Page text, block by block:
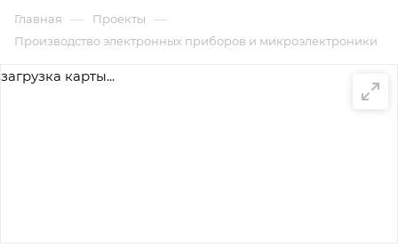
Главная — Проекты —
Производство электронных приборов и микроэлектроники
загрузка карты...